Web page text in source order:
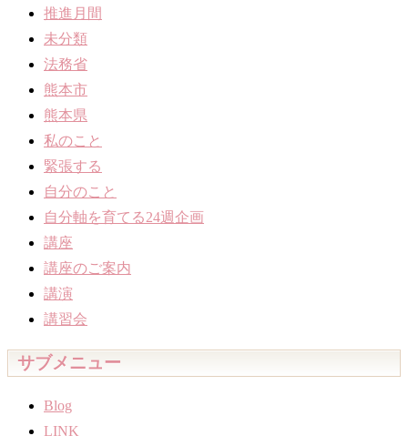
推進月間
未分類
法務省
熊本市
熊本県
私のこと
緊張する
自分のこと
自分軸を育てる24週企画
講座
講座のご案内
講演
講習会
サブメニュー
Blog
LINK